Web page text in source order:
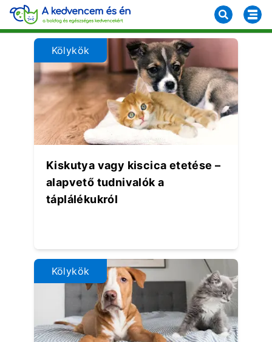
Kölykök
Kiskutya vagy kiscica etetése –
alapvető tudnivalók a
táplálékukról
Kölykök